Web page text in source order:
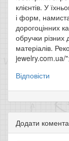
клієнтів. У
і форм,
дорогоцінних
обручки різних
матеріалів.
jewelry.com.ua/
Відповісти
Додати